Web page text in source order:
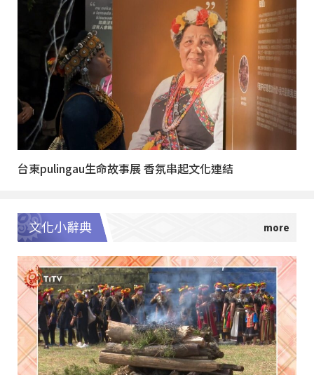
台東pulingau生命故事展 香氛串起文化連結
文化小辭典